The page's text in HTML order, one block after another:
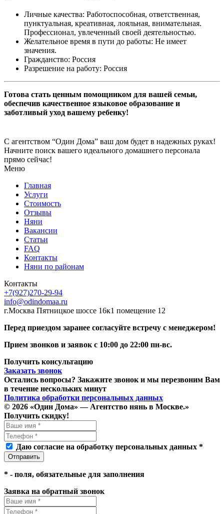
Личные качества: Работоспособная, ответственная,
пунктуальная, креативная, лояльная, внимательная.
Профессионал, увлеченный своей деятельностью.
Желательное время в пути до работы: Не имеет
значения.
Гражданство: Россия
Разрешение на работу: Россия
Готова стать ценным помощником для вашей семьи,
обеспечив качественное языковое образование и
заботливый уход вашему ребенку!
С агентством “Один Дома” ваш дом будет в надежных руках!
Начните поиск вашего идеального домашнего персонала
прямо сейчас!
Меню
Главная
Услуги
Стоимость
Отзывы
Няни
Вакансии
Статьи
FAQ
Контакты
Няни по районам
Контакты
+7(927)270-29-94
info@odindomaa.ru
г.Москва Пятницкое шоссе 16к1 помещение 12
Перед приездом заранее cогласуйте встречу с менеджером!
Прием звонков и заявок с 10:00 до 22:00 пн-вс.
Получить консультацию
Заказать звонок
Остались вопросы? Закажите звонок и мы перезвоним Вам
в течение нескольких минут
Политика обработки персональных данных
© 2026 «Один Дома» — Агентство нянь в Москве.»
Получить скидку!
Даю согласие на обработку персональных данных *
* - поля, обязательные для заполнения
Заявка на обратный звонок